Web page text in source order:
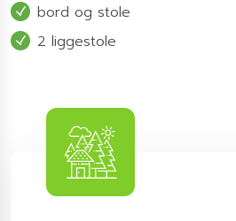
bord og stole
2 liggestole